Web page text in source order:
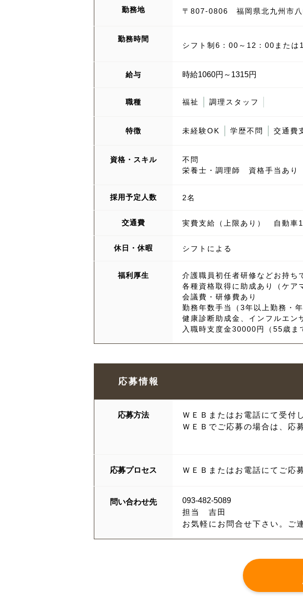
勤務地 〒807-0806 福岡県北九州市
勤務時間
シフト制6：00～12：00また
給与 時給1060円～1315円
職種 福祉 調理スタッフ
特徴 未経験OK 学歴不問 交通費
資格・スキル
不問
栄養士・調理師 資格手当あり
採用予定人数 2名
交通費 実費支給（上限あり） 自動車
休日・休暇 シフトによる
福利厚生
介護職員初任者研修などお持ち
各種資格取得に助成あり（ケア
会議費・研修費あり
勤務年数手当（3年以上勤務・
健康診断助成金、インフルエン
入職時支度金30000円（55歳ま
応募情報
応募方法
ＷＥＢまたはお電話にて受付
ＷＥＢでご応募の場合は、応
応募プロセス ＷＥＢまたはお電話にてご応
問い合わせ先
093-482-5089
担当 吉田
お気軽にお問合せ下さい。ご